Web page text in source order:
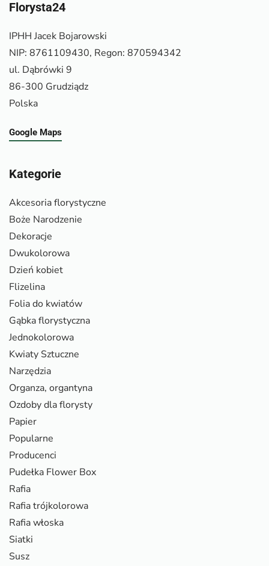
Florysta24
IPHH Jacek Bojarowski
NIP: 8761109430, Regon: 870594342
ul. Dąbrówki 9
86-300 Grudziądz
Polska
Google Maps
Kategorie
Akcesoria florystyczne
Boże Narodzenie
Dekoracje
Dwukolorowa
Dzień kobiet
Flizelina
Folia do kwiatów
Gąbka florystyczna
Jednokolorowa
Kwiaty Sztuczne
Narzędzia
Organza, organtyna
Ozdoby dla florysty
Papier
Popularne
Producenci
Pudełka Flower Box
Rafia
Rafia trójkolorowa
Rafia włoska
Siatki
Susz